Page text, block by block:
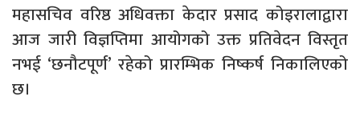
महासचिव वरिष्ठ अधिवक्ता केदार प्रसाद कोइरालाद्वारा
आज जारी विज्ञप्तिमा आयोगको उक्त प्रतिवेदन विस्तृत
नभई ‘छनौटपूर्ण’ रहेको प्रारम्भिक निष्कर्ष निकालिएको
छ।